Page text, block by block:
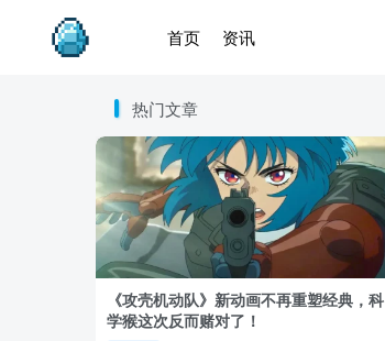
首页 资讯
热门文章
《攻壳机动队》新动画不再重塑经典，科
学猴这次反而赌对了！